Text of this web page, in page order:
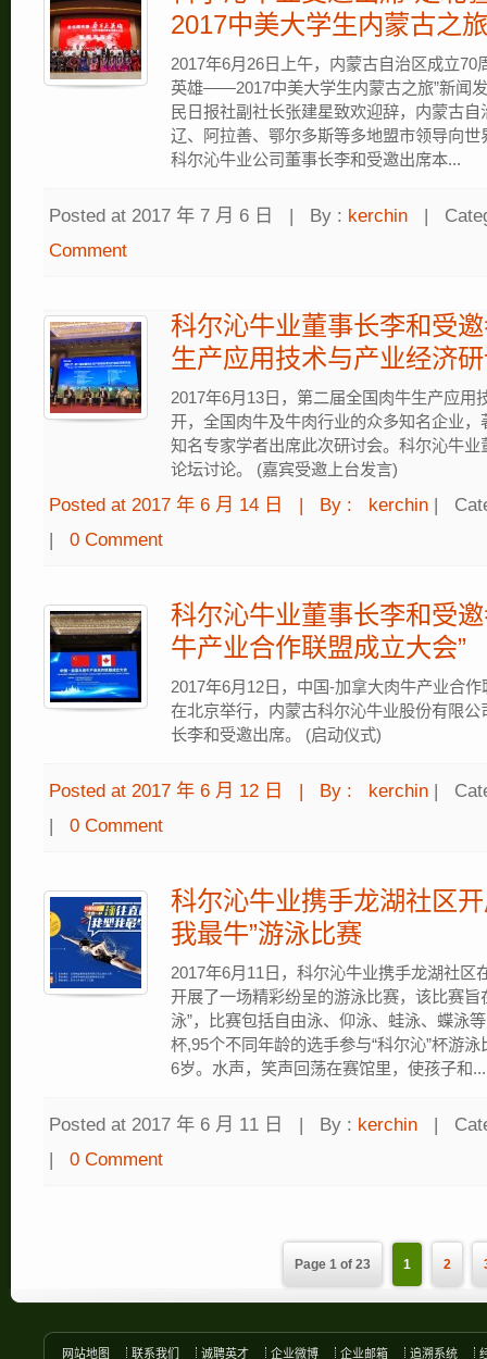
2017中美大学生内蒙古之
2017年6月26日上午，内蒙古自治区成立70
英雄——2017中美大学生内蒙古之旅”新闻
民日报社副社长张建星致欢迎辞，内蒙古
辽、阿拉善、鄂尔多斯等多地盟市领导向
科尔沁牛业公司董事长李和受邀出席本...
Posted at 2017 年 7 月 6 日 | By : kerchin |
Comment
科尔沁牛业董事长李和受
生产应用技术与产业经济
2017年6月13日，第二届全国肉牛生产应用
开，全国肉牛及牛肉行业的众多知名企业
知名专家学者出席此次研讨会。科尔沁牛
论坛讨论。 (嘉宾受邀上台发言)
Posted at 2017 年 6 月 14 日 | By : kerchin |
|
0 Comment
科尔沁牛业董事长李和受
牛产业合作联盟成立大会”
2017年6月12日，中国-加拿大肉牛产业合
在北京举行，内蒙古科尔沁牛业股份有限公
长李和受邀出席。 (启动仪式)
Posted at 2017 年 6 月 12 日 | By : kerchin |
|
0 Comment
科尔沁牛业携手龙湖社区
我最牛”游泳比赛
2017年6月11日，科尔沁牛业携手龙湖社区
开展了一场精彩纷呈的游泳比赛，该比赛旨
泳”，比赛包括自由泳、仰泳、蛙泳、蝶泳
杯,95个不同年龄的选手参与“科尔沁”杯游
6岁。水声，笑声回荡在赛馆里，使孩子和...
Posted at 2017 年 6 月 11 日 | By : kerchin |
|
0 Comment
Page 1 of 23 1 2
网站地图 联系我们 诚聘英才 企业微博 企业邮箱 追溯系统